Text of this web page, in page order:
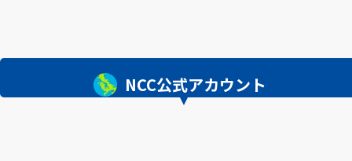
NCC公式アカウント